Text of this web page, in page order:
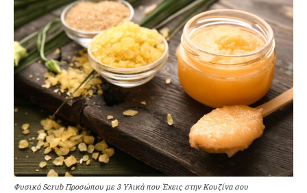
Φυσικά Scrub Προσώπου με 3 Υλικά που Έχεις στην Κουζίνα σου